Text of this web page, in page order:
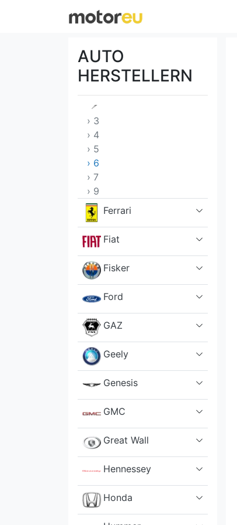
AUTO
HERSTELLERN
De Lorean
Dodge
DS
› 3
› 4
› 5
› 6
› 7
› 9
Ferrari
Fiat
Fisker
Ford
GAZ
Geely
Genesis
GMC
Great Wall
Hennessey
Honda